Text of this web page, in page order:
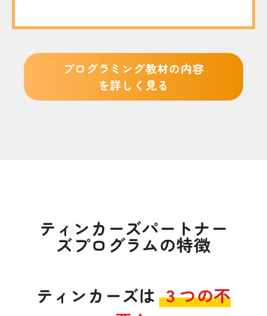
ティンカーズは ３つの不
プログラミング教材の内容
を詳しく見る
ティンカーズパートナー
ズプログラムの特徴